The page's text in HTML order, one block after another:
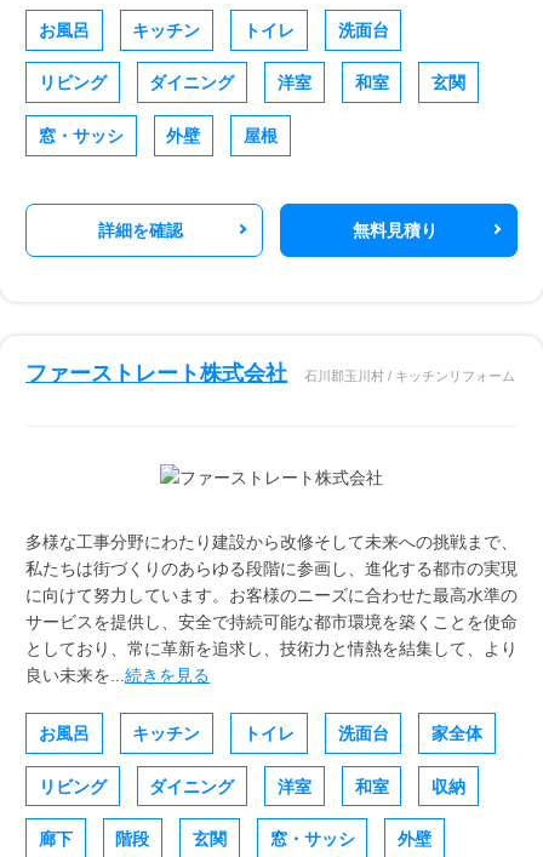
お風呂 キッチン トイレ 洗面台
リビング ダイニング 洋室 和室 玄関
窓・サッシ 外壁 屋根
詳細を確認 無料見積り
ファーストレート株式会社 石川郡玉川村 / キッチンリフォーム
多様な工事分野にわたり建設から改修そして未来への挑戦まで、
私たちは街づくりのあらゆる段階に参画し、進化する都市の実現
に向けて努力しています。お客様のニーズに合わせた最高水準の
サービスを提供し、安全で持続可能な都市環境を築くことを使命
としており、常に革新を追求し、技術力と情熱を結集して、より
良い未来を...続きを見る
お風呂 キッチン トイレ 洗面台 家全体
リビング ダイニング 洋室 和室 収納
廊下 階段 玄関 窓・サッシ 外壁